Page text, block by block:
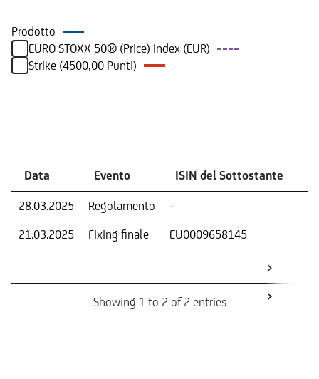
Prodotto
EURO STOXX 50® (Price) Index (EUR)
Strike (4500,00 Punti)
Data Evento ISIN del Sottostante
28.03.2025 Regolamento -
21.03.2025
Fixing finale EU0009658145
Showing 1 to 2 of 2 entries